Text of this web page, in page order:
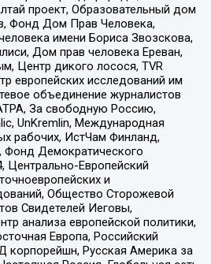
проект, Образовательный дом
Фонд Дом Прав Человека,
имени Бориса Звозскова,
Дом прав человека Ереван,
Центр дикого лосося, TVR
европейских исследований им
объединение журналистов
За свободную Россию,
UnKremlin, Международная
рабочих, ИстЧам Финланд,
Фонд Демократического
Центрально-Европейский
и
Общество Сторожевой
Свидетелей Иеговы,
анализа европейской политики,
Европа, Российский
корпорейшн, Русская Америка за